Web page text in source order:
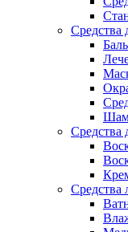
Средства
Средства
Средства